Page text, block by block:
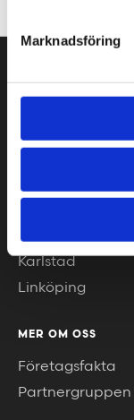
Marknadsföring
Kalmar
Karlstad
Linköping
MER OM OSS
Företagsfakta
Partnergruppen